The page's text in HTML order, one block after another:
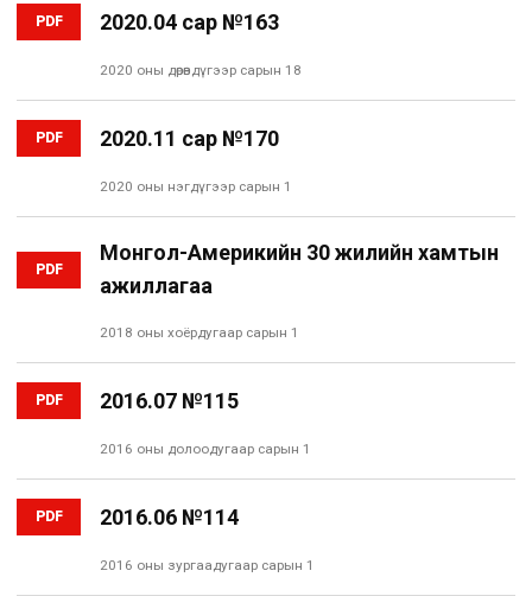
PDF 2020.04 сар №163
2020 оны дөрөвдүгээр сарын 18
PDF 2020.11 сар №170
2020 оны нэгдүгээр сарын 1
PDF
Монгол-Америкийн 30 жилийн хамтын
ажиллагаа
2018 оны хоёрдугаар сарын 1
PDF 2016.07 №115
2016 оны долоодугаар сарын 1
PDF 2016.06 №114
2016 оны зургаадугаар сарын 1